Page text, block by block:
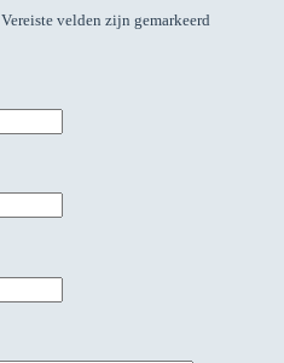
Vereiste velden zijn gemarkeerd